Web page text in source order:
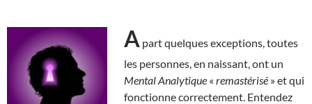
A part quelques exceptions, toutes
les personnes, en naissant, ont un
Mental Analytique « remastérisé » et qui
fonctionne correctement. Entendez